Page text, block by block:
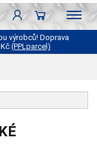
výrobců! Doprava
(PPLparcel)